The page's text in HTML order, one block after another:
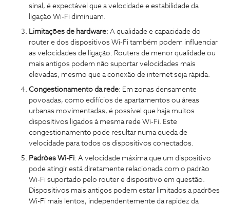
sinal, é expectável que a velocidade e estabilidade da
ligação Wi-Fi diminuam.
Limitações de hardware: A qualidade e capacidade do
router e dos dispositivos Wi-Fi também podem influenciar
as velocidades de ligação. Routers de menor qualidade ou
mais antigos podem não suportar velocidades mais
elevadas, mesmo que a conexão de internet seja rápida.
Congestionamento da rede: Em zonas densamente
povoadas, como edifícios de apartamentos ou áreas
urbanas movimentadas, é possível que haja muitos
dispositivos ligados à mesma rede Wi-Fi. Este
congestionamento pode resultar numa queda de
velocidade para todos os dispositivos conectados.
Padrões Wi-Fi: A velocidade máxima que um dispositivo
pode atingir está diretamente relacionada com o padrão
Wi-Fi suportado pelo router e dispositivo em questão.
Dispositivos mais antigos podem estar limitados a padrões
Wi-Fi mais lentos, independentemente da rapidez da